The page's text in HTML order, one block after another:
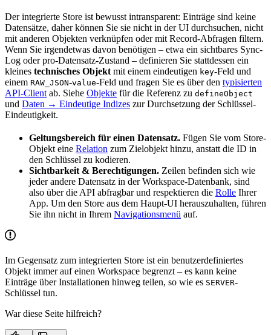
Der integrierte Store ist bewusst intransparent: Einträge sind keine
Datensätze, daher können Sie sie nicht in der UI durchsuchen, nicht
mit anderen Objekten verknüpfen oder mit Record-Abfragen filtern.
Wenn Sie irgendetwas davon benötigen – etwa ein sichtbares Sync-
Log oder pro-Datensatz-Zustand – definieren Sie stattdessen ein
kleines technisches Objekt mit einem eindeutigen key-Feld und
einem RAW_JSON-value-Feld und fragen Sie es über den typisierten
API-Client ab. Siehe Objekte für die Referenz zu defineObject
und Daten → Eindeutige Indizes zur Durchsetzung der Schlüssel-
Eindeutigkeit.
Geltungsbereich für einen Datensatz. Fügen Sie vom Store-
Objekt eine Relation zum Zielobjekt hinzu, anstatt die ID in
den Schlüssel zu kodieren.
Sichtbarkeit & Berechtigungen. Zeilen befinden sich wie
jeder andere Datensatz in der Workspace-Datenbank, sind
also über die API abfragbar und respektieren die Rolle Ihrer
App. Um den Store aus dem Haupt-UI herauszuhalten, führen
Sie ihn nicht in Ihrem Navigationsmenü auf.
Im Gegensatz zum integrierten Store ist ein benutzerdefiniertes
Objekt immer auf einen Workspace begrenzt – es kann keine
Einträge über Installationen hinweg teilen, so wie es SERVER-
Schlüssel tun.
War diese Seite hilfreich?